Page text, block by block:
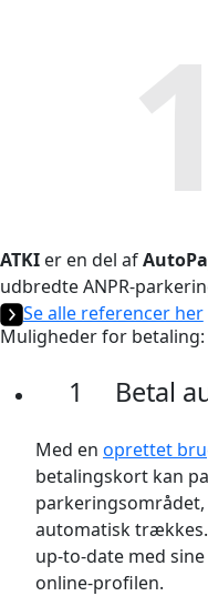
ATKI er en del af
udbredte ANPR-
Se alle referencer her
Muligheder for betaling:
1 Betal
Med en oprettet
betalingskort kan
automatisk
up-to-date med
online-profilen.